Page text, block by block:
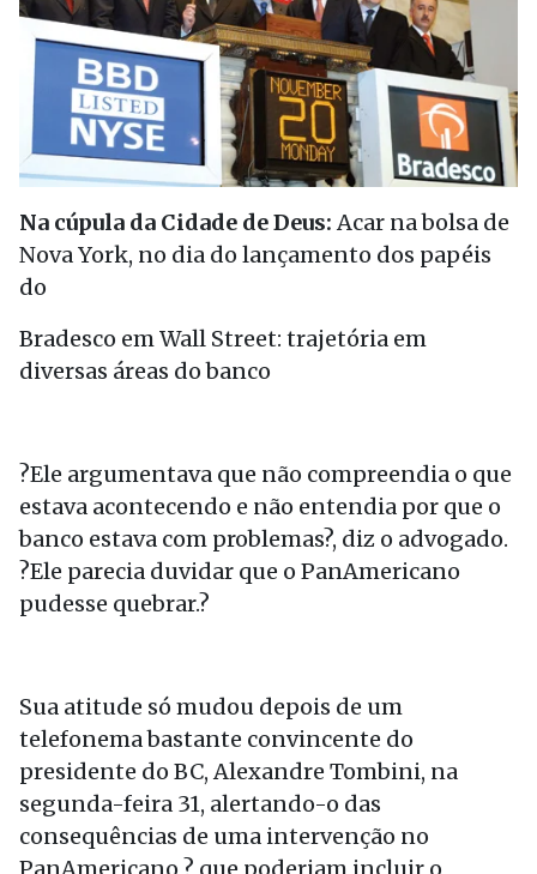
Na cúpula da Cidade de Deus:Acar na bolsa de
Nova York, no dia do lançamento dos papéis
do
Bradesco em Wall Street: trajetória em
diversas áreas do banco
?Ele argumentava que não compreendia o que
estava acontecendo e não entendia por que o
banco estava com problemas?, diz o advogado.
?Ele parecia duvidar que o PanAmericano
pudesse quebrar.?
Sua atitude só mudou depois de um
telefonema bastante convincente do
presidente do BC, Alexandre Tombini, na
segunda-feira 31, alertando-o das
consequências de uma intervenção no
PanAmericano ? que poderiam incluir o